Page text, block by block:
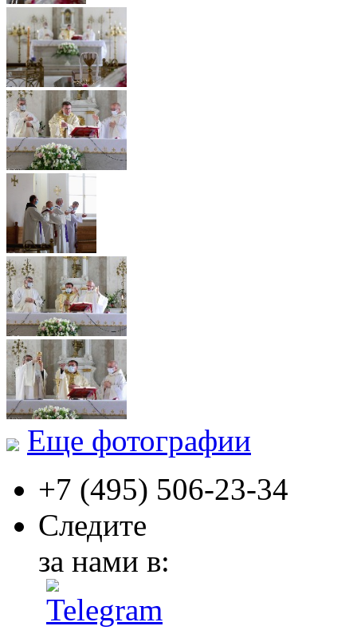
Еще фотографии
+7 (495) 506-23-34
Следите
за нами в: